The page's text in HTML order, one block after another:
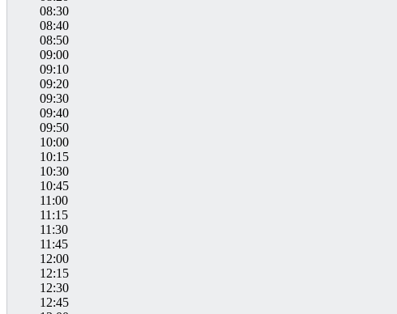
08:30
08:40
08:50
09:00
09:10
09:20
09:30
09:40
09:50
10:00
10:15
10:30
10:45
11:00
11:15
11:30
11:45
12:00
12:15
12:30
12:45